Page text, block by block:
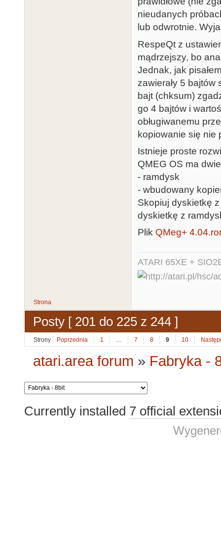
nieudanych
lub odwrotnie.
RespeQt z
mądrzejszy, bo
Jednak, jak
zawierały 5
bajt (chksum)
go 4 bajtów i
obługiwanemu
kopiowanie się nie
Istnieje proste
QMEG OS ma
- ramdysk
- wbudowany
Skopiuj dyskietkę
dyskietkę z
Plik QMeg+
ATARI 65XE +
Strona
Posty [ 201 do 225 z 244 ]
Strony Poprzednia 1 7 8 9 10
atari.area forum » Fabryka -
Currently installed 7 official